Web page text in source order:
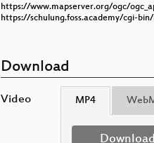
https://www.mapserver.org/ogc/
https://schulung.foss.academy/cgi-
Download
Video MP4